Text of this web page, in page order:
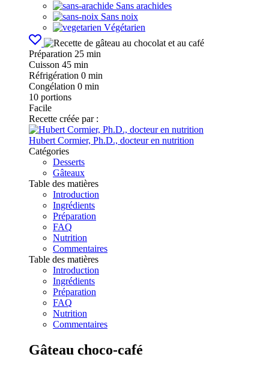
Sans arachides
Sans noix
Végétarien
Préparation 25 min
Cuisson 45 min
Réfrigération 0 min
Congélation 0 min
10 portions
Facile
Recette créée par :
Hubert Cormier, Ph.D., docteur en nutrition
Catégories
Desserts
Gâteaux
Table des matières
Introduction
Ingrédients
Préparation
FAQ
Nutrition
Commentaires
Table des matières
Introduction
Ingrédients
Préparation
FAQ
Nutrition
Commentaires
Gâteau choco-café